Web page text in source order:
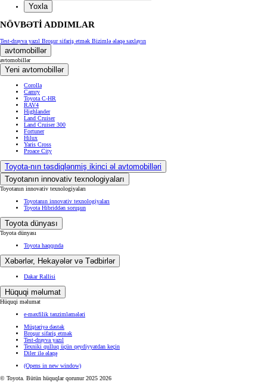
Yoxla
NÖVBƏTİ ADDIMLAR
Test-drayva yazıl Broşur sifariş etmək Bizimlə əlaqə saxlayın
avtomobillər
avtomobillər
Yeni avtomobillər
Corolla
Camry
Toyota C-HR
RAV4
Highlander
Land Cruiser
Land Cruiser 300
Fortuner
Hilux
Yaris Cross
Proace City
Toyota-nın təsdiqlənmiş ikinci əl avtomobilləri
Toyotanın innovativ texnologiyaları
Toyotanın innovativ texnologiyaları
Toyotanın innovativ texnologiyaları
Toyota Hibriddən soruşun
Toyota dünyası
Toyota dünyası
Toyota haqqında
Xəbərlər, Hekayələr və Tədbirlər
Dakar Rallisi
Hüquqi məlumat
Hüquqi məlumat
e-məxfilik tənzimləmələri
Müştəriyə dəstək
Broşur sifariş etmək
Test-drayva yazıl
Texniki qulluq üçün qeydiyyatdan keçin
Diler ilə əlaqə
(Opens in new window)
© Toyota. Bütün hüquqlar qorunur 2025 2026